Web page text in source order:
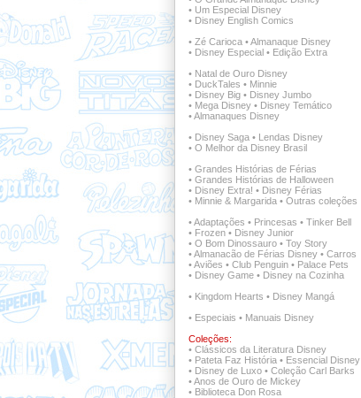
• Um Especial Disney
• Disney English Comics
• Zé Carioca •Almanaque Disney
• Disney Especial • Edição Extra
• Natal de Ouro Disney
• DuckTales • Minnie
• Disney Big • Disney Jumbo
• Mega Disney • Disney Temático
•Almanaques Disney
• Disney Saga• Lendas Disney
• O Melhor da Disney Brasil
• Grandes Histórias de Férias
• Grandes Histórias de Halloween
• Disney Extra! • Disney Férias
• Minnie & Margarida• Outras coleções
• Adaptações • Princesas • Tinker Bell
• Frozen• Disney Junior
• O Bom Dinossauro • Toy Story
•Almanacão de Férias Disney • Carros
• Aviões • Club Penguin• Palace Pets
• Disney Game• Disney na Cozinha
• Kingdom Hearts • Disney Mangá
• Especiais • Manuais Disney
Coleções:
• Clássicos da Literatura Disney
• Pateta Faz História• Essencial Disney
• Disney de Luxo• Coleção Carl Barks
•Anos de Ouro de Mickey
• Biblioteca Don Rosa